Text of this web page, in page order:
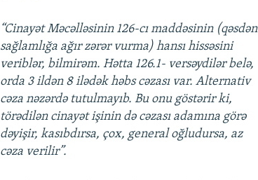
“Cinayət Məcəlləsinin 126-cı maddəsinin (qəsdən
sağlamlığa ağır zərər vurma) hansı hissəsini
veriblər, bilmirəm. Hətta 126.1- versəydilər belə,
orda 3 ildən 8 ilədək həbs cəzası var. Alternativ
cəza nəzərdə tutulmayıb. Bu onu göstərir ki,
törədilən cinayət işinin də cəzası adamına görə
dəyişir, kasıbdırsa, çox, general oğludursa, az
cəza verilir”.